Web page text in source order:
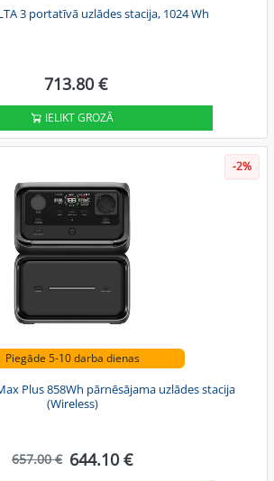
3 portatīvā uzlādes stacija, 1024 Wh
713.80 €
IELIKT GROZĀ
-2%
Piegāde 5-10 darba dienas
Plus 858Wh pārnēsājama uzlādes stacija
(Wireless)
657.00 € 644.10 €